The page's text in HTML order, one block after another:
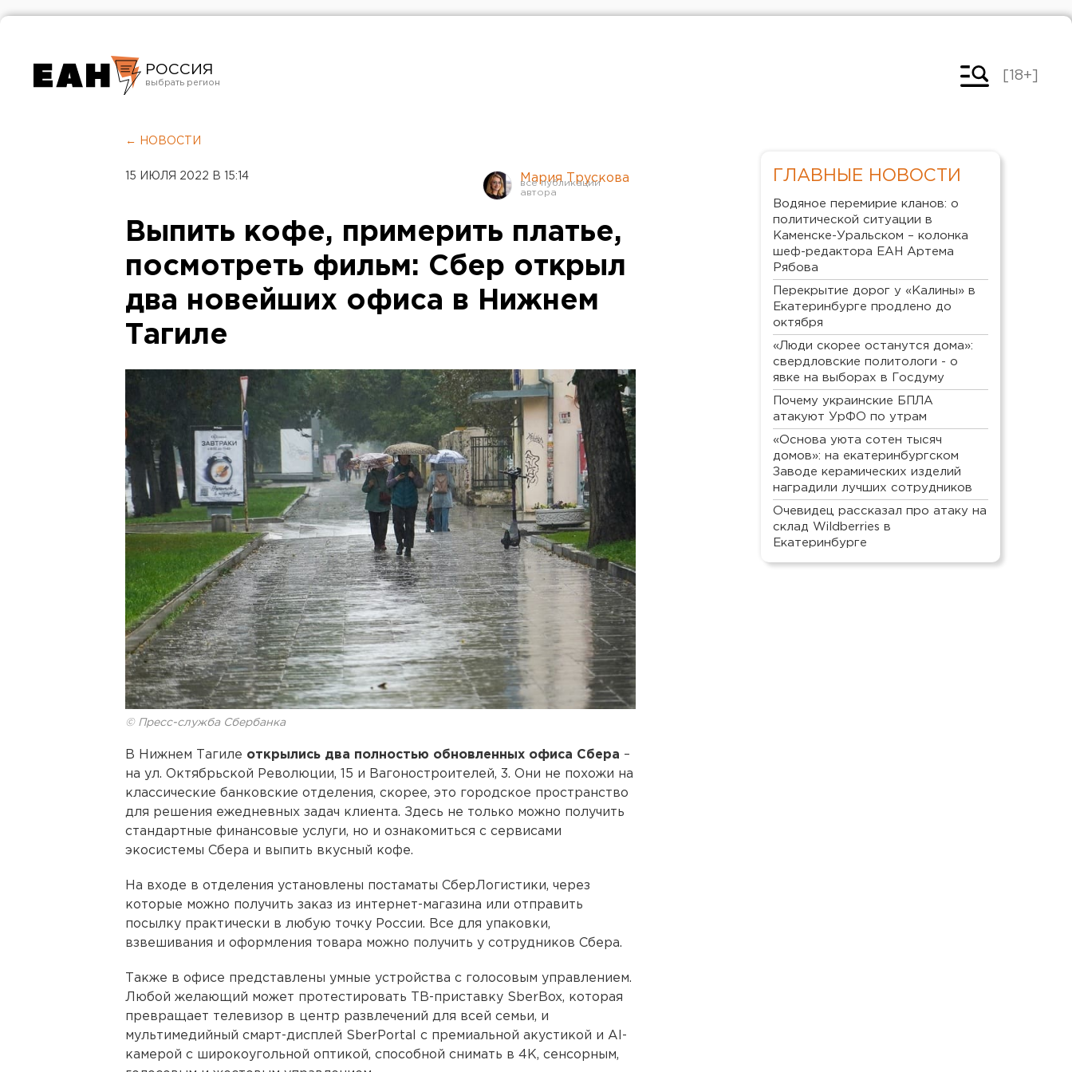
РОССИЯ
Челябинск
[18+]
← НОВОСТИ
15 ИЮЛЯ 2022 В 15:14 Мария Трускова
Выпить кофе, примерить платье,
посмотреть фильм: Сбер открыл
два новейших офиса в Нижнем
Тагиле
© Пресс-служба Сбербанка
В Нижнем Тагиле открылись два полностью обновленных офиса Сбера –
на ул. Октябрьской Революции, 15 и Вагоностроителей, 3. Они не похожи на
классические банковские отделения, скорее, это городское пространство
для решения ежедневных задач клиента. Здесь не только можно получить
стандартные финансовые услуги, но и ознакомиться с сервисами
экосистемы Сбера и выпить вкусный кофе.
На входе в отделения установлены постаматы СберЛогистики, через
которые можно получить заказ из интернет-магазина или отправить
посылку практически в любую точку России. Все для упаковки,
взвешивания и оформления товара можно получить у сотрудников Сбера.
Также в офисе представлены умные устройства с голосовым управлением.
Любой желающий может протестировать ТВ-приставку SberBox, которая
превращает телевизор в центр развлечений для всей семьи, и
мультимедийный смарт-дисплей SberPortal с премиальной акустикой и AI-
камерой с широкоугольной оптикой, способной снимать в 4K, сенсорным,
ГЛАВНЫЕ НОВОСТИ
Водяное перемирие кланов: о
политической ситуации в
Каменске-Уральском – колонка
шеф-редактора ЕАН Артема
Рябова
Перекрытие дорог у «Калины» в
Екатеринбурге продлено до
октября
«Люди скорее останутся дома»:
свердловские политологи - о
явке на выборах в Госдуму
Почему украинские БПЛА
атакуют УрФО по утрам
«Основа уюта сотен тысяч
домов»: на екатеринбургском
Заводе керамических изделий
наградили лучших сотрудников
Очевидец рассказал про атаку на
склад Wildberries в
Екатеринбурге